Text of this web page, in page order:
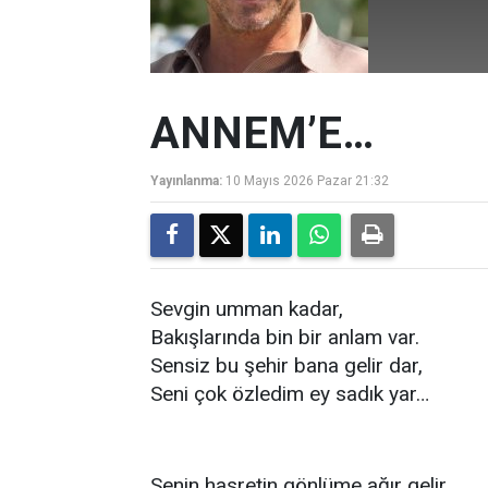
ANNEM’E…
Yayınlanma: 10 Mayıs 2026 Pazar 21:32
Sevgin umman kadar,
Bakışlarında bin bir anlam var.
Sensiz bu şehir bana gelir dar,
Seni çok özledim ey sadık yar…